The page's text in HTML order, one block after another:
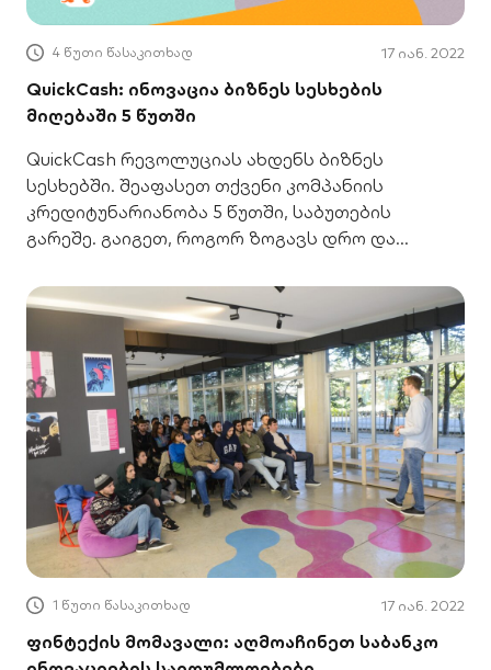
4 წუთი წასაკითხად 17 იან. 2022
QuickCash: ინოვაცია ბიზნეს სესხების
მიღებაში 5 წუთში
QuickCash რევოლუციას ახდენს ბიზნეს
სესხებში. შეაფასეთ თქვენი კომპანიის
კრედიტუნარიანობა 5 წუთში, საბუთების
გარეშე. გაიგეთ, როგორ ზოგავს დრო და
1 წუთი წასაკითხად 17 იან. 2022
ფინტექის მომავალი: აღმოაჩინეთ საბანკო